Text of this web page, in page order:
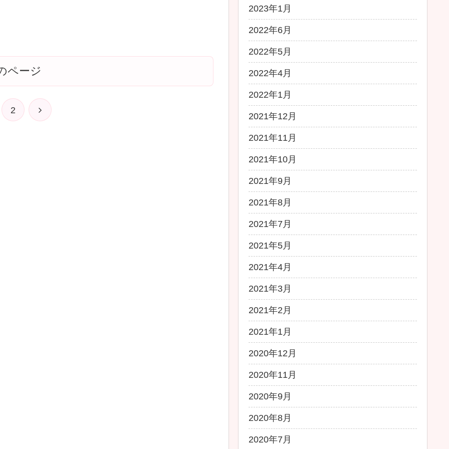
ページ
2 次
2023年1月
2022年6月
2022年5月
2022年4月
2022年1月
2021年12月
2021年11月
2021年10月
2021年9月
2021年8月
2021年7月
2021年5月
2021年4月
2021年3月
2021年2月
2021年1月
2020年12月
2020年11月
2020年9月
2020年8月
2020年7月